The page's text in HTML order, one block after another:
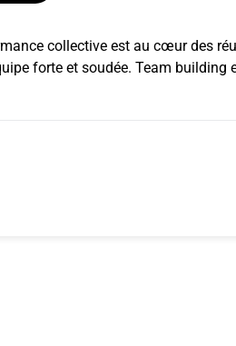
collective est au cœur des
forte et soudée. Team building